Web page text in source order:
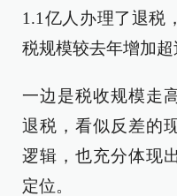
1.1亿人办理了退税
税规模较去年增加超
一边是税收规模走
退税，看似反差的
逻辑，也充分体现
定位。